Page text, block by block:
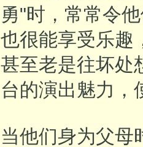
勇"时，常常令
也很能享受乐趣
甚至老是往坏处
台的演出魅力，
当他们身为父母